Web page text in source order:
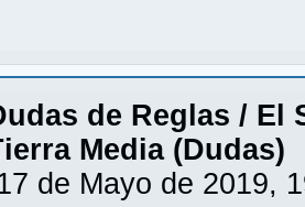
de Reglas / El
Media (Dudas)
de Mayo de 2019,